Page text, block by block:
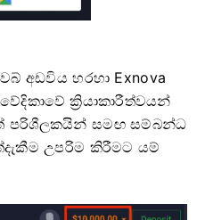
අඩවිය හරහා Exnova
ක්‍රියාකාරීත්වයන්
පරිශීලකයින් සමඟ සම්බන්ධ
උපරිම කිරීමට යම්